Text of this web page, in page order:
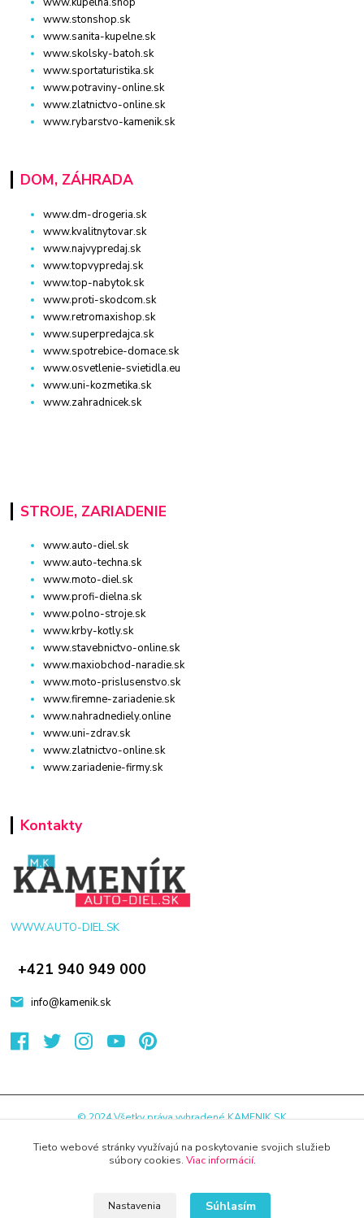
www.stonshop.sk
www.sanita-kupelne.sk
www.skolsky-batoh.sk
www.sportaturistika.sk
www.potraviny-online.sk
www.zlatnictvo-online.sk
www.rybarstvo-kamenik.sk
DOM, ZÁHRADA
www.dm-drogeria.sk
www.kvalitnytovar.sk
www.najvypredaj.sk
www.topvypredaj.sk
www.top-nabytok.sk
www.proti-skodcom.sk
www.retromaxishop.sk
www.superpredajca.sk
www.spotrebice-domace.sk
www.osvetlenie-svietidla.eu
www.uni-kozmetika.sk
www.zahradnicek.sk
STROJE, ZARIADENIE
www.auto-diel.sk
www.auto-techna.sk
www.moto-diel.sk
www.profi-dielna.sk
www.polno-stroje.sk
www.krby-kotly.sk
www.stavebnictvo-online.sk
www.maxiobchod-naradie.sk
www.moto-prislusenstvo.sk
www.firemne-zariadenie.sk
www.nahradnediely.online
www.uni-zdrav.sk
www.zlatnictvo-online.sk
www.zariadenie-firmy.sk
Kontakty
WWW.AUTO-DIEL.SK
+421 940 949 000
info@kamenik.sk
© 2024 Všetky práva vyhradené KAMENIK.SK
Tieto webové stránky využívajú na poskytovanie svojich služieb
súbory cookies. Viac informácií.
Nastavenia Súhlasím